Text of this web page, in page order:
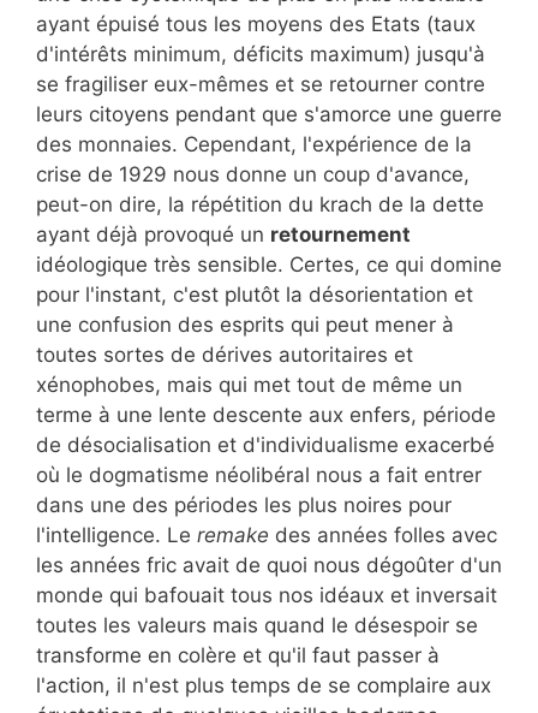
ayant épuisé tous les moyens des Etats (taux
d'intérêts minimum, déficits maximum) jusqu'à
se fragiliser eux-mêmes et se retourner contre
leurs citoyens pendant que s'amorce une guerre
des monnaies. Cependant, l'expérience de la
crise de 1929 nous donne un coup d'avance,
peut-on dire, la répétition du krach de la dette
ayant déjà provoqué un retournement
idéologique très sensible. Certes, ce qui domine
pour l'instant, c'est plutôt la désorientation et
une confusion des esprits qui peut mener à
toutes sortes de dérives autoritaires et
xénophobes, mais qui met tout de même un
terme à une lente descente aux enfers, période
de désocialisation et d'individualisme exacerbé
où le dogmatisme néolibéral nous a fait entrer
dans une des périodes les plus noires pour
l'intelligence. Le remake des années folles avec
les années fric avait de quoi nous dégoûter d'un
monde qui bafouait tous nos idéaux et inversait
toutes les valeurs mais quand le désespoir se
transforme en colère et qu'il faut passer à
l'action, il n'est plus temps de se complaire aux